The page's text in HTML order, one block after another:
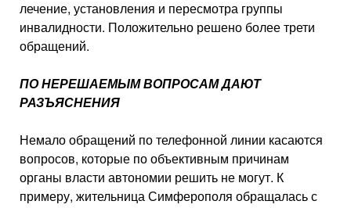
лечение, установления и пересмотра группы
инвалид­ности. Положительно решено более трети
об­ращений.
ПО НЕРЕШАЕМЫМ ВОПРОСАМ ДАЮТ
РАЗЪЯСНЕНИЯ
Немало обращений по теле­фонной линии касаются
вопро­сов, которые по объективным причинам
органы власти автоно­мии решить не могут. К
примеру, жительница Симферополя обра­щалась с